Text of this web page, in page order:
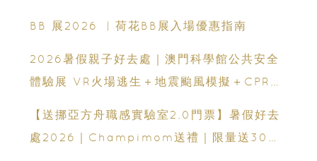
BB 展2026 ︳荷花BB展入場優惠指南
2026暑假親子好去處｜澳門科學館公共安全
體驗展 VR火場逃生＋地震颱風模擬＋CPR急
【送挪亞方舟職感實驗室2.0門票】暑假好去
處2026｜Champimom送禮｜限量送30套